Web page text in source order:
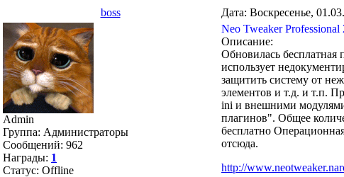
boss Дата: Воскресенье,
Admin
Группа: Администраторы
Сообщений: 962
Награды: 1
Статус: Offline
Neo Tweaker Professional
Описание:
Обновилась бесплатная
использует
защитить систему от
элементов и т.д. и т.п.
ini и внешними
плагинов". Общее
бесплатно
отсюда.
http://